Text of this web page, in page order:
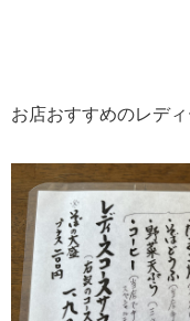
お店おすすめのレディ